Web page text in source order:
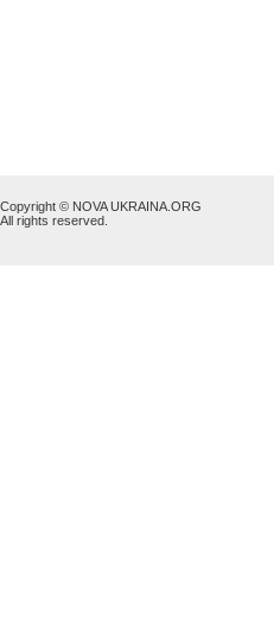
Copyright © NOVA UKRAINA.ORG
All rights reserved.